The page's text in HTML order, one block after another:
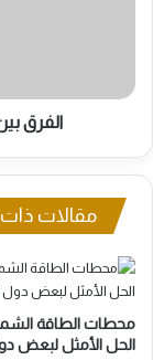
الفرق
مقالات
محطات الطاقة
الحل الأمثل لبعض